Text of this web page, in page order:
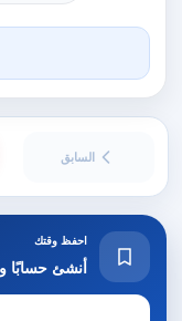
السابق
احفظ وقتك
أنشئ حسابًا